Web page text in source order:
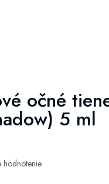
očné
5 ml
hodnotenie